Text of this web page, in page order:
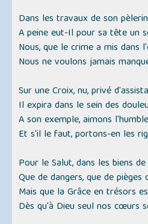
Dans les travaux de son
A peine eut-Il pour sa tête un
Nous, que le crime a mis dans
Nous ne voulons jamais
Sur une Croix, nu, privé
Il expira dans le sein des
A son exemple, aimons
Et s'il le faut, portons-en les
Pour le Salut, dans les biens
Que de dangers, que de pièges
Mais que la Grâce en trésors
Dès qu'à Dieu seul nos cœurs